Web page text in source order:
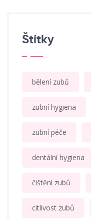
Štítky
bělení zubů
zubní hygiena
zubní péče
dentální hygiena
čištění zubů
citlivost zubů